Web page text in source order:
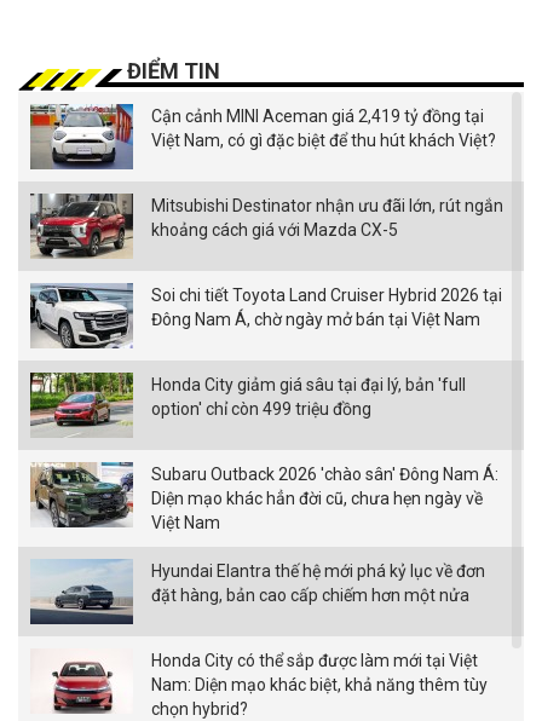
ĐIỂM TIN
Cận cảnh MINI Aceman giá 2,419 tỷ đồng tại
Việt Nam, có gì đặc biệt để thu hút khách Việt?
Mitsubishi Destinator nhận ưu đãi lớn, rút ngắn
khoảng cách giá với Mazda CX-5
Soi chi tiết Toyota Land Cruiser Hybrid 2026 tại
Đông Nam Á, chờ ngày mở bán tại Việt Nam
Honda City giảm giá sâu tại đại lý, bản 'full
option' chỉ còn 499 triệu đồng
Subaru Outback 2026 'chào sân' Đông Nam Á:
Diện mạo khác hẳn đời cũ, chưa hẹn ngày về
Việt Nam
Hyundai Elantra thế hệ mới phá kỷ lục về đơn
đặt hàng, bản cao cấp chiếm hơn một nửa
Honda City có thể sắp được làm mới tại Việt
Nam: Diện mạo khác biệt, khả năng thêm tùy
chọn hybrid?